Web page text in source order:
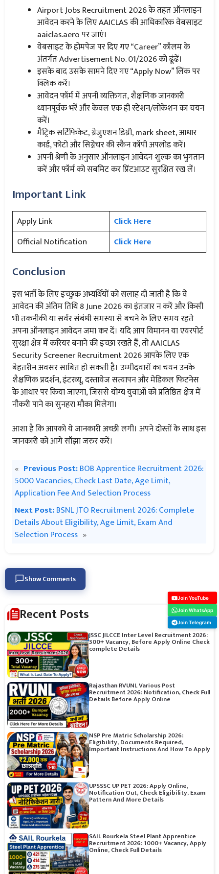
Airport Jobs Recruitment 2026 के तहत ऑनलाइन
आवेदन करने के लिए AAICLAS की आधिकारिक वेबसाइट
aaiclas.aero पर जाएं।
वेबसाइट के होमपेज पर दिए गए “Career” कॉलम के
अंतर्गत Advertisement No. 01/2026 को ढूंढें।
इसके बाद उसके सामने दिए गए “Apply Now” लिंक पर
क्लिक करें।
आवेदन फॉर्म में अपनी व्यक्तिगत, शैक्षणिक जानकारी
ध्यानपूर्वक भरें और केवल एक ही स्टेशन/लोकेशन का चयन
करें।
मैट्रिक सर्टिफिकेट, ग्रेजुएशन डिग्री, mark sheet, आधार
कार्ड, फोटो और सिग्नेचर की स्कैन कॉपी अपलोड करें।
अपनी श्रेणी के अनुसार ऑनलाइन आवेदन शुल्क का भुगतान
करें और फॉर्म को सबमिट कर प्रिंटआउट सुरक्षित रख लें।
Important Link
Apply Link
Click Here
Official Notification
Click Here
Conclusion
इस भर्ती के लिए इच्छुक अभ्यर्थियों को सलाह दी जाती है कि वे
आवेदन की अंतिम तिथि 8 June 2026 का इंतजार न करें और किसी
भी तकनीकी या सर्वर संबंधी समस्या से बचने के लिए समय रहते
अपना ऑनलाइन आवेदन जमा कर दें। यदि आप विमानन या एयरपोर्ट
सुरक्षा क्षेत्र में करियर बनाने की इच्छा रखते हैं, तो AAICLAS
Security Screener Recruitment 2026 आपके लिए एक
बेहतरीन अवसर साबित हो सकती है। उम्मीदवारों का चयन उनके
शैक्षणिक प्रदर्शन, इंटरव्यू, दस्तावेज सत्यापन और मेडिकल फिटनेस
के आधार पर किया जाएगा, जिससे योग्य युवाओं को प्रतिष्ठित क्षेत्र में
नौकरी पाने का सुनहरा मौका मिलेगा।
आशा है कि आपको ये जानकारी अच्छी लगी। अपने दोस्तों के साथ इस
जानकारी को आगे साँझा जरुर करें।
« Previous Post:BOB Apprentice Recruitment 2026:
5000 Vacancies, Check Last Date, Age Limit,
Application Fee And Selection Process
Next Post:BSNL JTO Recruitment 2026: Complete
Details About Eligibility, Age Limit, Exam And
Selection Process »
Show Comments
Recent Posts
JSSC JILCCE Inter Level Recruitment 2026:
300+ Vacancy, Before Apply Online Check
complete Details
Rajasthan RVUNL Various Post
Recruitment 2026: Notification, Check Full
Details Before Apply Online
NSP Pre Matric Scholarship 2026:
Eligibility, Documents Required,
Important Instructions And How To Apply
UPSSSC UP PET 2026: Apply Online,
Notification Out, Check Eligibility, Exam
Pattern And More Details
SAIL Rourkela Steel Plant Apprentice
Recruitment 2026: 1000+ Vacancy, Apply
Online, Check Full Details
Join YouTube
Join WhatsApp
Join Telegram